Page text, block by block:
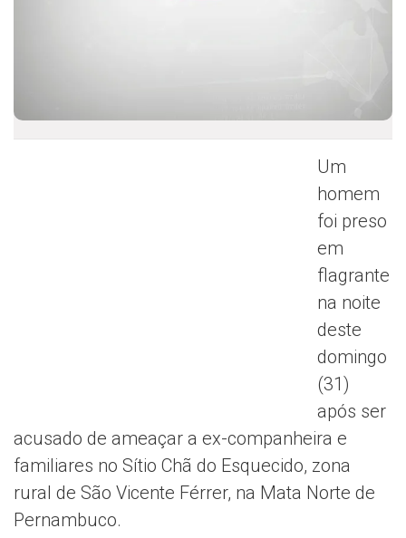
Um
homem
foi preso
em
flagrante
na noite
deste
domingo
(31)
após ser
acusado de ameaçar a ex-companheira e
familiares no Sítio Chã do Esquecido, zona
rural de São Vicente Férrer, na Mata Norte de
Pernambuco.